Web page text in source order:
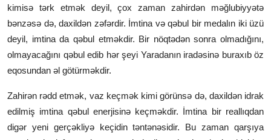
kimisə tərk etmək deyil, çox zaman zahirdən məğlubiyyətə
bənzəsə də, daxildən zəfərdir. İmtina və qəbul bir medalın iki üzü
deyil, imtina da qəbul etməkdir. Bir nöqtədən sonra olmadığını,
olmayacağını qəbul edib hər şeyi Yaradanın iradəsinə buraxıb öz
eqosundan əl götürməkdir.
Zahirən rədd etmək, vaz keçmək kimi görünsə də, daxildən idrak
edilmiş imtina qəbul enerjisinə keçməkdir. İmtina bir reallıqdan
digər yeni gerçəkliyə keçidin təntənəsidir. Bu zaman qarşıya